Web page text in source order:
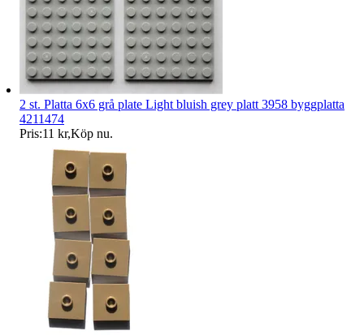
2 st. Platta 6x6 grå plate Light bluish grey platt 3958 byggplatta
4211474
Pris:11 kr,Köp nu.